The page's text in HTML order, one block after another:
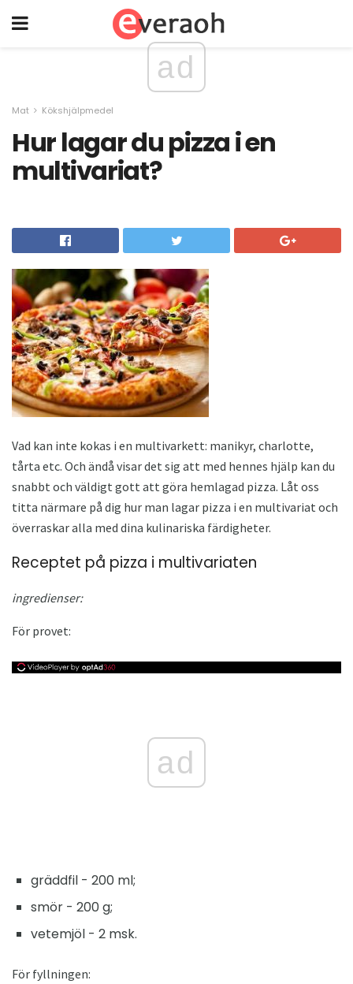
ad
Mat Kökshjälpmedel
Hur lagar du pizza i en
multivariat?
Vad kan inte kokas i en multivarkett: manikyr, charlotte,
tårta etc. Och ändå visar det sig att med hennes hjälp kan du
snabbt och väldigt gott att göra hemlagad pizza. Låt oss
titta närmare på dig hur man lagar pizza i en multivariat och
överraskar alla med dina kulinariska färdigheter.
Receptet på pizza i multivariaten
ingredienser:
För provet:
ad
gräddfil - 200 ml;
smör - 200 g;
vetemjöl - 2 msk.
För fyllningen: